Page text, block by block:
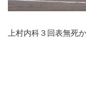
上村内科３回表無死